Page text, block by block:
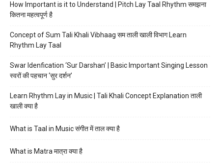
How Important is it to Understand | Pitch Lay Taal Rhythm समझना
कितना महत्वपूर्ण है
Concept of Sum Tali Khali Vibhaag सम ताली खाली विभाग Learn
Rhythm Lay Taal
Swar Idenfication ‘Sur Darshan’ | Basic Important Singing Lesson
स्वरों की पहचान ‘सुर दर्शन’
Learn Rhythm Lay in Music | Tali Khali Concept Explanation ताली
खाली क्या है
What is Taal in Music संगीत में ताल क्या है
What is Matra मात्रा क्या है